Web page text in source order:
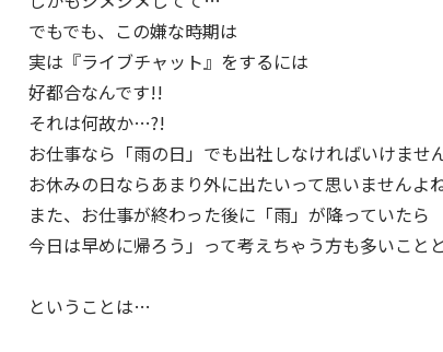
でもでも、この嫌な時期は
実は『ライブチャット』をするには
好都合なんです!!
それは何故か…?!
お仕事なら「雨の日」でも出社しなければいけませ
お休みの日ならあまり外に出たいって思いませんよ
また、お仕事が終わった後に「雨」が降っていたら
今日は早めに帰ろう」って考えちゃう方も多いこと
ということは…